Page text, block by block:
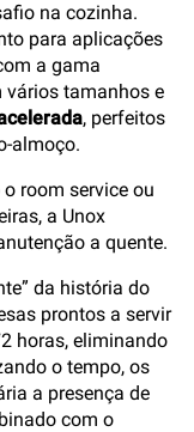
na cozinha.
para aplicações
a gama
vários tamanhos e
, perfeitos
almoço.
room service ou
a Unox
a quente.
da história do
prontos a servir
horas, eliminando
o tempo, os
a presença de
com o